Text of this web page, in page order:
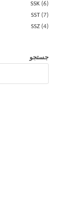
SSK 6
SST 7
SSZ 4
جستجو